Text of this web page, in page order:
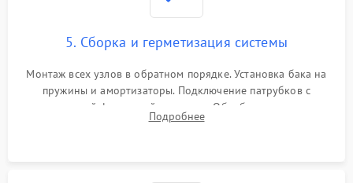
5. Сборка и герметизация системы
Монтаж всех узлов в обратном порядке. Установка бака на
пружины и амортизаторы. Подключение патрубков с
надежной фиксацией хомутами. Обработка стыков
герметиком для предотвращения возможных протечек воды.
Подробнее